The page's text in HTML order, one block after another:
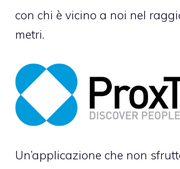
con chi è vicino a noi nel
metri.
Un’applicazione che non